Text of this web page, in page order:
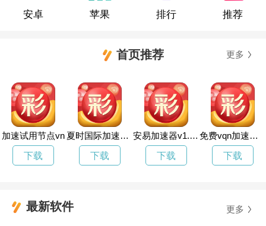
安卓 苹果 排行 推荐
首页推荐 更多
加速试用节点vn
下载
夏时国际加速器安卓破解版
下载
安易加速器v1.1.1
下载
免费vqn加速软件旋风
下载
最新软件 更多